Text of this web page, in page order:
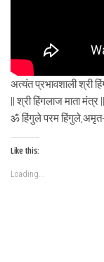
अत्यंत प्रभावशाली श्री
|| श्री हिंगलाज माता मंत्र ||
ॐ हिंगुले परम हिंगुले,अमृत-
Like this:
Loading...